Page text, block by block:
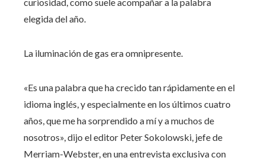
curiosidad, como suele acompañar a la palabra
elegida del año.
La iluminación de gas era omnipresente.
«Es una palabra que ha crecido tan rápidamente en el
idioma inglés, y especialmente en los últimos cuatro
años, que me ha sorprendido a mí y a muchos de
nosotros», dijo el editor Peter Sokolowski, jefe de
Merriam-Webster, en una entrevista exclusiva con